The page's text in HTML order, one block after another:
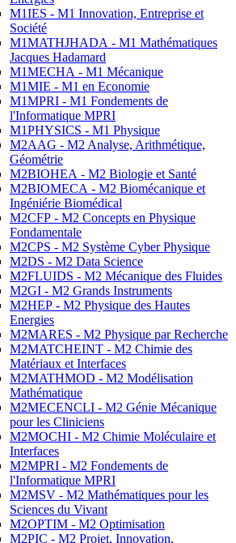
M1IES - M1 Innovation, Entreprise et
Société
M1MATHJHADA - M1 Mathématiques
Jacques Hadamard
M1MECHA - M1 Mécanique
M1MIE - M1 en Economie
M1MPRI - M1 Fondements de
l'Informatique MPRI
M1PHYSICS - M1 Physique
M2AAG - M2 Analyse, Arithmétique,
Géométrie
M2BIOHEA - M2 Biologie et Santé
M2BIOMECA - M2 Biomécanique et
Ingéniérie Biomédical
M2CFP - M2 Concepts en Physique
Fondamentale
M2CPS - M2 Système Cyber Physique
M2DS - M2 Data Science
M2FLUIDS - M2 Mécanique des Fluides
M2GI - M2 Grands Instruments
M2HEP - M2 Physique des Hautes
Energies
M2MARES - M2 Physique par Recherche
M2MATCHEINT - M2 Chimie des
Matériaux et Interfaces
M2MATHMOD - M2 Modélisation
Mathématique
M2MECENCLI - M2 Génie Mécanique
pour les Cliniciens
M2MOCHI - M2 Chimie Moléculaire et
Interfaces
M2MPRI - M2 Fondements de
l'Informatique MPRI
M2MSV - M2 Mathématiques pour les
Sciences du Vivant
M2OPTIM - M2 Optimisation
M2PIC - M2 Projet, Innovation,